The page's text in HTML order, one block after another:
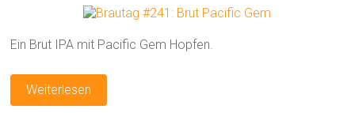
Ein Brut IPA mit Pacific Gem Hopfen.
Weiterlesen